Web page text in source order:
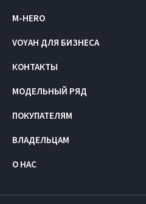
M-HERO
VOYAH ДЛЯ БИЗНЕСА
КОНТАКТЫ
МОДЕЛЬНЫЙ РЯД
ПОКУПАТЕЛЯМ
ВЛАДЕЛЬЦАМ
О НАС